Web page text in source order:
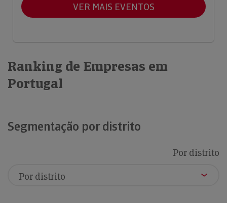
VER MAIS EVENTOS
Ranking de Empresas em
Portugal
Segmentação por distrito
Por distrito